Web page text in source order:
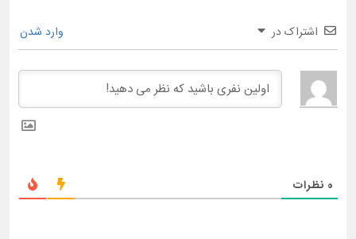
اشتراک در وارد شدن
0 نظرات